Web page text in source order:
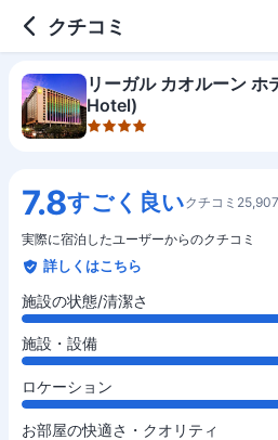
クチコミ
リーガル カオルーン
Hotel)
7.8すごく良いクチコミ
実際に宿泊したユーザーからのクチコミ
詳しくはこちら
施設の状態/清潔さ
施設・設備
ロケーション
お部屋の快適さ・クオリティ